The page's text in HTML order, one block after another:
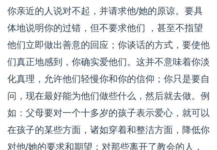
你亲近的人说对不起，并请求他/她的原谅。要具
体地说明你的过错，但不要求他们 ，甚至不指望
他们立即做出善意的回应；你谈话的方式，要使他
们真正地感到，你确实爱他们。这并不意味着你淡
化真理，允许他们轻慢你和你的信仰；你只是要自
问，现在最好能为他们做些什么，然后就去做。例
如：父母要对一个十多岁的孩子表示爱心，就可以
在孩子的某些方面，诸如穿着和整洁方面，降低你
对他/她的要求和期望；对那些离开了教会的人，